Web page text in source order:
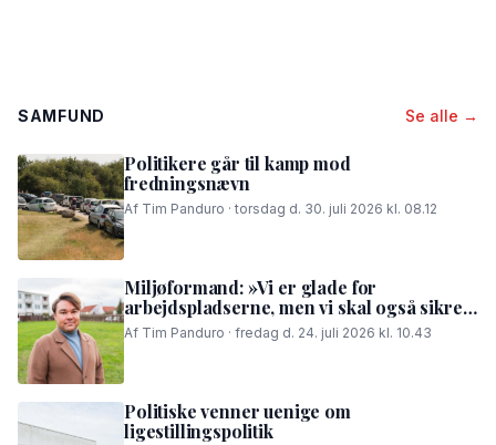
SAMFUND Se alle →
Politikere går til kamp mod
fredningsnævn
Af Tim Panduro · torsdag d. 30. juli 2026 kl. 08.12
Miljøformand: »Vi er glade for
arbejdspladserne, men vi skal også sikre,
at folk i området kan få en god nattesøvn«
Af Tim Panduro · fredag d. 24. juli 2026 kl. 10.43
Politiske venner uenige om
ligestillingspolitik